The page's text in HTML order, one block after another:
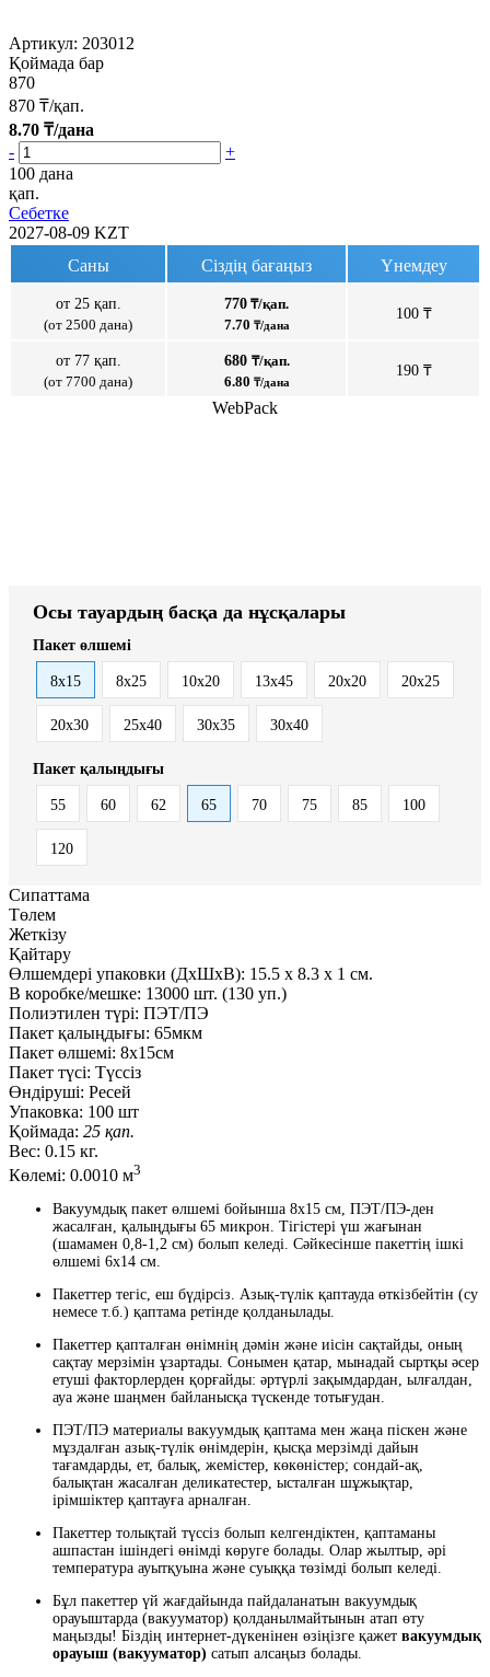
Артикул: 203012
Қоймада бар
870
870 ₸/қап.
8.70 ₸/дана
-
+
100 дана
қап.
Себетке
2027-08-09 KZT
Саны
Сіздің бағаңыз Үнемдеу
от 25 қап.
(от 2500 дана)
770 ₸/қап.
7.70 ₸/дана
100 ₸
от 77 қап.
(от 7700 дана)
680 ₸/қап.
6.80 ₸/дана
190 ₸
WebPack
Осы тауардың басқа да нұсқалары
Пакет өлшемі
8x15 8х25 10x20 13x45 20x20 20x25
20x30 25x40 30x35 30x40
Пакет қалыңдығы
55 60 62 65 70 75 85 100
120
Сипаттама
Төлем
Жеткізу
Қайтару
Өлшемдері упаковки (ДxШxВ): 15.5 x 8.3 x 1 см.
В коробке/мешке: 13000 шт. (130 уп.)
Полиэтилен түрі: ПЭТ/ПЭ
Пакет қалыңдығы: 65мкм
Пакет өлшемі: 8x15см
Пакет түсі: Түссіз
Өндіруші: Ресей
Упаковка: 100 шт
Қоймада: 25 қап.
Вес: 0.15 кг.
Көлемі: 0.0010 м3
Вакуумдық пакет өлшемі бойынша 8х15 см, ПЭТ/ПЭ-ден
жасалған, қалыңдығы 65 микрон. Тігістері үш жағынан
(шамамен 0,8-1,2 см) болып келеді. Сәйкесінше пакеттің ішкі
өлшемі 6x14 см.
Пакеттер тегіс, еш бүдірсіз. Азық-түлік қаптауда өткізбейтін (су
немесе т.б.) қаптама ретінде қолданылады.
Пакеттер қапталған өнімнің дәмін және иісін сақтайды, оның
сақтау мерзімін ұзартады. Сонымен қатар, мынадай сыртқы әсер
етуші факторлерден қорғайды: әртүрлі зақымдардан, ылғалдан,
ауа және шаңмен байланысқа түскенде тотығудан.
ПЭТ/ПЭ материалы вакуумдық қаптама мен жаңа піскен және
мұздалған азық-түлік өнімдерін, қысқа мерзімді дайын
тағамдарды, ет, балық, жемістер, көкөністер; сондай-ақ,
балықтан жасалған деликатестер, ысталған шұжықтар,
ірімшіктер қаптауға арналған.
Пакеттер толықтай түссіз болып келгендіктен, қаптаманы
ашпастан ішіндегі өнімді көруге болады. Олар жылтыр, әрі
температура ауытқуына және суыққа төзімді болып келеді.
Бұл пакеттер үй жағдайында пайдаланатын вакуумдық
орауыштарда (вакууматор) қолданылмайтынын атап өту
маңызды! Біздің интернет-дүкенінен өзіңізге қажет вакуумдық
орауыш (вакууматор) сатып алсаңыз болады.